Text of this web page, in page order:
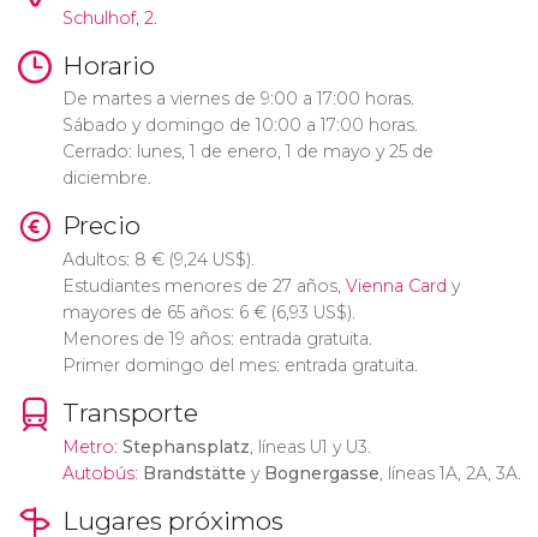
Schulhof, 2.
Horario
De martes a viernes de 9:00 a 17:00 horas.
Sábado y domingo de 10:00 a 17:00 horas.
Cerrado: lunes, 1 de enero, 1 de mayo y 25 de
diciembre.
Precio
Adultos: 8 €(9,24 US$).
Estudiantes menores de 27 años, Vienna Card y
mayores de 65 años: 6 €(6,93 US$).
Menores de 19 años: entrada gratuita.
Primer domingo del mes: entrada gratuita.
Transporte
Metro: Stephansplatz, líneas U1 y U3.
Autobús: Brandstätte y Bognergasse, líneas 1A, 2A, 3A.
Lugares próximos